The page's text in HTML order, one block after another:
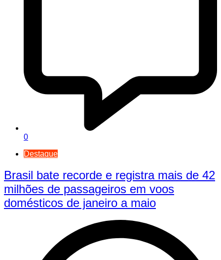
0
Destaque
Brasil bate recorde e registra mais de 42
milhões de passageiros em voos
domésticos de janeiro a maio